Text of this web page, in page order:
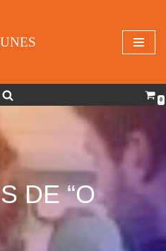
0
DE “O